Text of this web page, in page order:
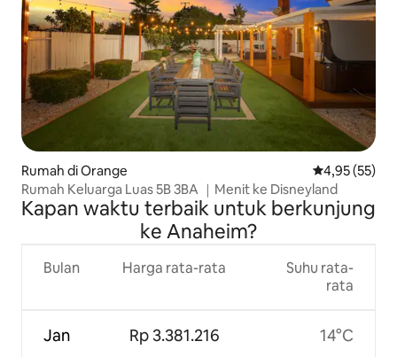
Rumah di Orange Nilai rata-rata
4,95 (55)
Rumah Keluarga Luas 5B 3BA ｜Menit ke Disneyland
Kapan waktu terbaik untuk berkunjung
ke Anaheim?
Bulan
Jan
Harga rata-rata
Rp 3.381.216
Suhu rata-
rata
14°C